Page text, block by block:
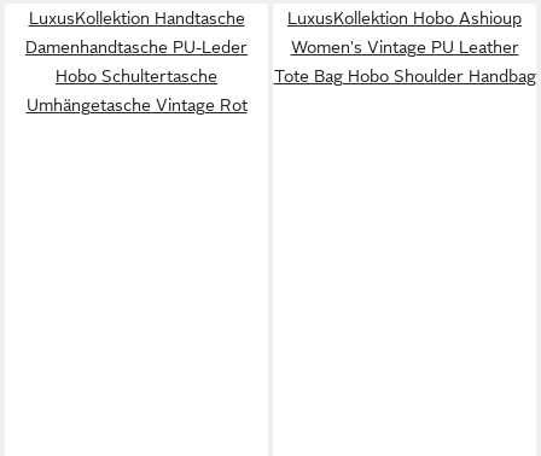
LuxusKollektion Handtasche
Damenhandtasche PU-Leder
Hobo Schultertasche
Umhängetasche Vintage Rot
LuxusKollektion Hobo Ashioup
Women's Vintage PU Leather
Tote Bag Hobo Shoulder Handbag